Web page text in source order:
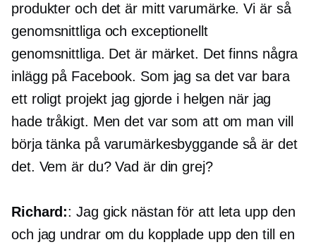
produkter och det är mitt varumärke. Vi är så
genomsnittliga och exceptionellt
genomsnittliga. Det är märket. Det finns några
inlägg på Facebook. Som jag sa det var bara
ett roligt projekt jag gjorde i helgen när jag
hade tråkigt. Men det var som att om man vill
börja tänka på varumärkesbyggande så är det
det. Vem är du? Vad är din grej?
Richard:: Jag gick nästan för att leta upp den
och jag undrar om du kopplade upp den till en